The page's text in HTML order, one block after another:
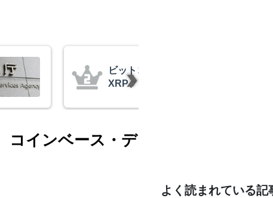
米クラリティー法案、上院採決が9
月まで延期＝報道
コインベース・デ
よく読まれている記